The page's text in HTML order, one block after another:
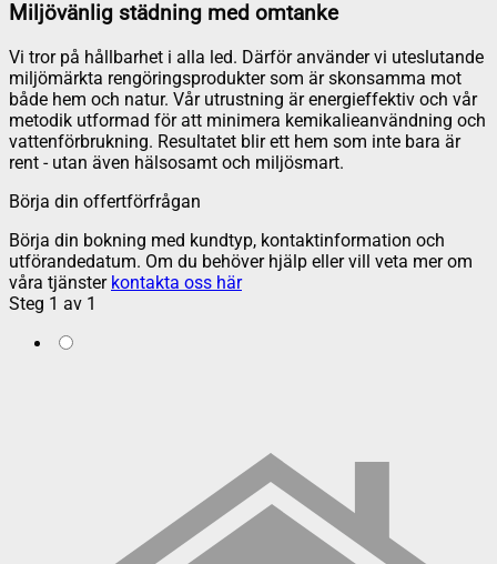
Miljövänlig städning med omtanke
Vi tror på hållbarhet i alla led. Därför använder vi uteslutande
miljömärkta rengöringsprodukter som är skonsamma mot
både hem och natur. Vår utrustning är energieffektiv och vår
metodik utformad för att minimera kemikalieanvändning och
vattenförbrukning. Resultatet blir ett hem som inte bara är
rent - utan även hälsosamt och miljösmart.
Börja din offertförfrågan
Börja din bokning med kundtyp, kontaktinformation och
utförandedatum. Om du behöver hjälp eller vill veta mer om
våra tjänster kontakta oss här
Steg 1 av 1